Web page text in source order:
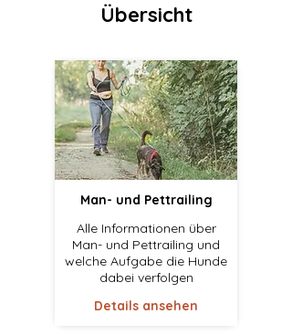
Übersicht
Man- und Pettrailing
Alle Informationen über
Man- und Pettrailing und
welche Aufgabe die Hunde
dabei verfolgen
Details ansehen